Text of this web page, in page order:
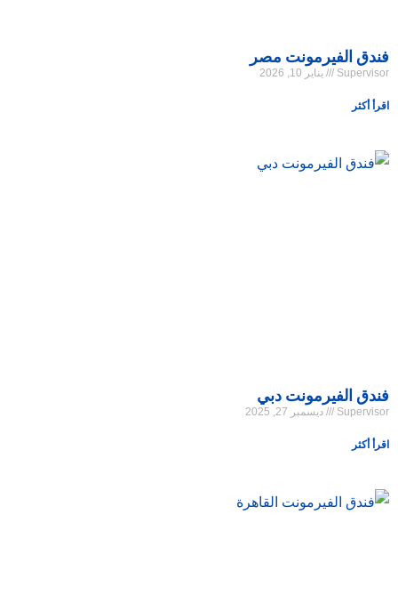
فندق الفيرمونت مصر
Supervisor يناير 10, 2026
اقرأ أكثر
فندق الفيرمونت دبي
Supervisor ديسمبر 27, 2025
اقرأ أكثر